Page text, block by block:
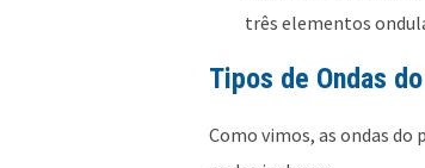
três elementos
Tipos de Ondas
Como vimos, as ondas